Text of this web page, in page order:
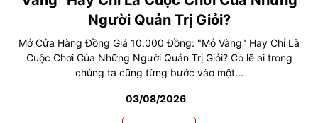
Người Quản Trị Giỏi?
Mở Cửa Hàng Đồng Giá 10.000 Đồng: "Mỏ Vàng" Hay Chỉ Là
Cuộc Chơi Của Những Người Quản Trị Giỏi? Có lẽ ai trong
chúng ta cũng từng bước vào một...
03/08/2026